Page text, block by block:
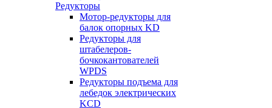
Редукторы
Мотор-редукторы для
балок опорных KD
Редукторы для
штабелеров-
бочкокантователей
WPDS
Редукторы подъема для
лебедок электрических
KCD